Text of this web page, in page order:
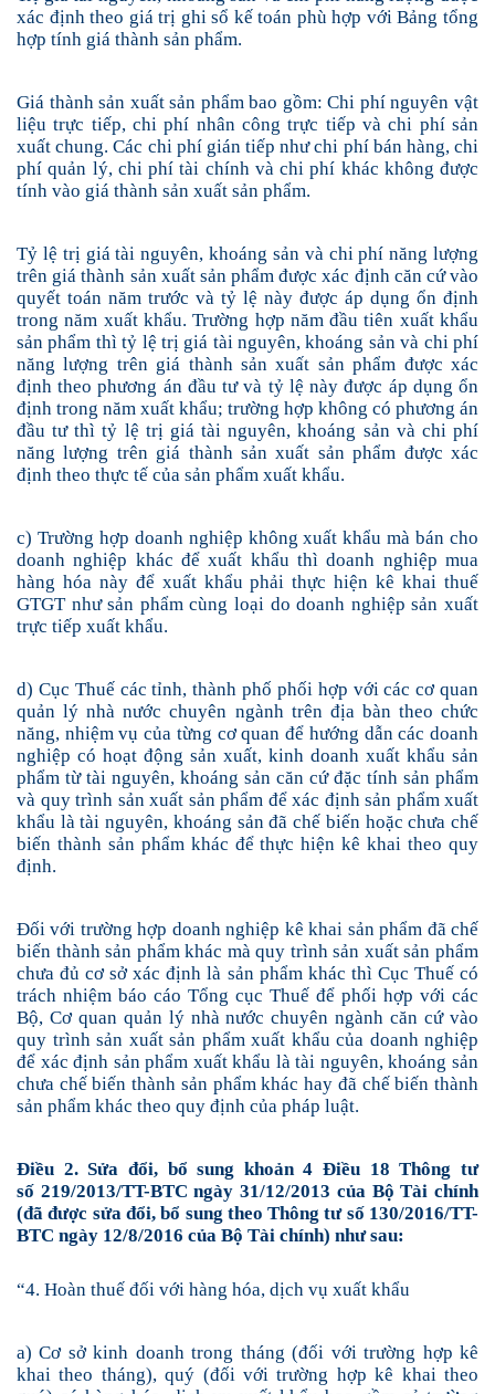
xác định theo giá trị ghi sổ kế toán phù hợp với Bảng tổng
hợp tính giá thành sản phẩm.
Giá thành sản xuất sản phẩm bao gồm: Chi phí nguyên vật
liệu trực tiếp, chi phí nhân công trực tiếp và chi phí sản
xuất chung. Các chi phí gián tiếp như chi phí bán hàng, chi
phí quản lý, chi phí tài chính và chi phí khác không được
tính vào giá thành sản xuất sản phẩm.
Tỷ lệ trị giá tài nguyên, khoáng sản và chi phí năng lượng
trên giá thành sản xuất sản phẩm được xác định căn cứ vào
quyết toán năm trước và tỷ lệ này được áp dụng ổn định
trong năm xuất khẩu. Trường hợp năm đầu tiên xuất khẩu
sản phẩm thì tỷ lệ trị giá tài nguyên, khoáng sản và chi phí
năng lượng trên giá thành sản xuất sản phẩm được xác
định theo phương án đầu tư và tỷ lệ này được áp dụng ổn
định trong năm xuất khẩu; trường hợp không có phương án
đầu tư thì tỷ lệ trị giá tài nguyên, khoáng sản và chi phí
năng lượng trên giá thành sản xuất sản phẩm được xác
định theo thực tế của sản phẩm xuất khẩu.
c) Trường hợp doanh nghiệp không xuất khẩu mà bán cho
doanh nghiệp khác để xuất khẩu thì doanh nghiệp mua
hàng hóa này để xuất khẩu phải thực hiện kê khai thuế
GTGT như sản phẩm cùng loại do doanh nghiệp sản xuất
trực tiếp xuất khẩu.
d) Cục Thuế các tỉnh, thành phố phối hợp vớicác cơ quan
quản lý nhà nước chuyên ngành trên địa bàn theochức
năng, nhiệm vụ của từng cơ quanđể hướng dẫn các doanh
nghiệp có hoạt động sản xuất, kinh doanh xuất khẩu sản
phẩm từ tài nguyên, khoáng sản căn cứ đặc tính sản phẩm
và quy trình sản xuất sản phẩm để xác định sản phẩm xuất
khẩu là tài nguyên, khoáng sản đã chế biến hoặc chưa chế
biến thành sản phẩm khác để thực hiện kê khai theo quy
định.
Đối với trường hợp doanh nghiệp kê khai sản phẩm đã chế
biến thành sản phẩm khác mà quy trình sản xuất sản phẩm
chưa đủ cơ sở xác định là sản phẩm khác thì Cục Thuế có
trách nhiệm báo cáo Tổng cục Thuế để phối hợp với các
Bộ, Cơ quan quản lý nhà nước chuyên ngành căn cứ vào
quy trình sản xuất sản phẩm xuất khẩu của doanh nghiệp
để xác định sản phẩm xuất khẩu là tài nguyên, khoáng sản
chưa chế biến thành sản phẩm khác hay đã chế biến thành
sản phẩm khác theo quy định của pháp luật.
Điều 2. Sửa đổi, bổ sung khoản 4 Điều 18 Thông tư
số 219/2013/TT-BTC ngày 31/12/2013 của Bộ Tài chính
(đã được sửa đổi, bổ sung theo Thông tư số 130/2016/TT-
BTC ngày 12/8/2016 của Bộ Tài chính) như sau:
“4. Hoàn thuế đối với hàng hóa, dịch vụ xuất khẩu
a) Cơ sở kinh doanh trong tháng (đối với trường hợp kê
khai theo tháng), quý (đối với trường hợp kê khai theo